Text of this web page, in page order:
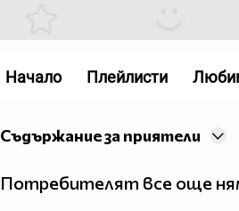
Съдържание за приятели
Потребителят все още
Начало Плейлисти